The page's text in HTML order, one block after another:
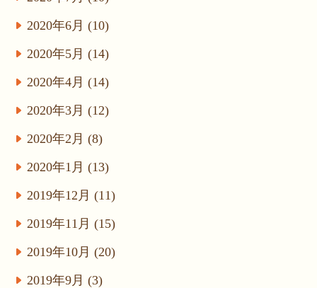
2020年6月 (10)
2020年5月 (14)
2020年4月 (14)
2020年3月 (12)
2020年2月 (8)
2020年1月 (13)
2019年12月 (11)
2019年11月 (15)
2019年10月 (20)
2019年9月 (3)